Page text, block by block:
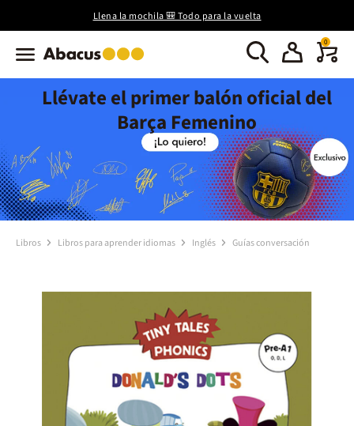
Llena la mochila 🎒 Todo para la vuelta
0
Llévate el primer balón oficial del
Barça Femenino
Libros Libros para aprender idiomas Inglés Guías conversación